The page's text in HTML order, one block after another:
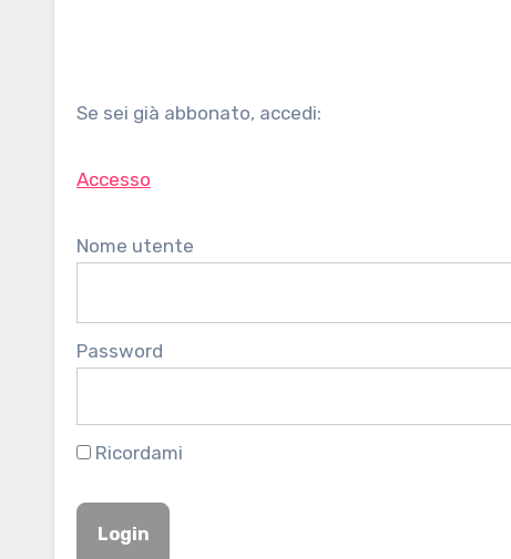
Se sei già abbonato, accedi:
Accesso
Nome utente
Password
Ricordami